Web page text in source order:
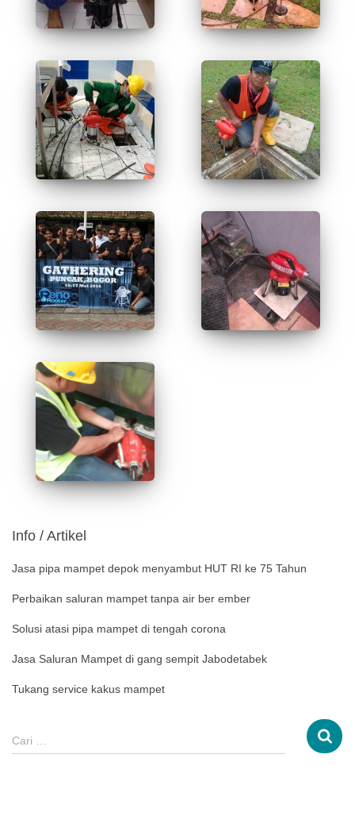
Info / Artikel
Jasa pipa mampet depok menyambut HUT RI ke 75 Tahun
Perbaikan saluran mampet tanpa air ber ember
Solusi atasi pipa mampet di tengah corona
Jasa Saluran Mampet di gang sempit Jabodetabek
Tukang service kakus mampet
Cari …